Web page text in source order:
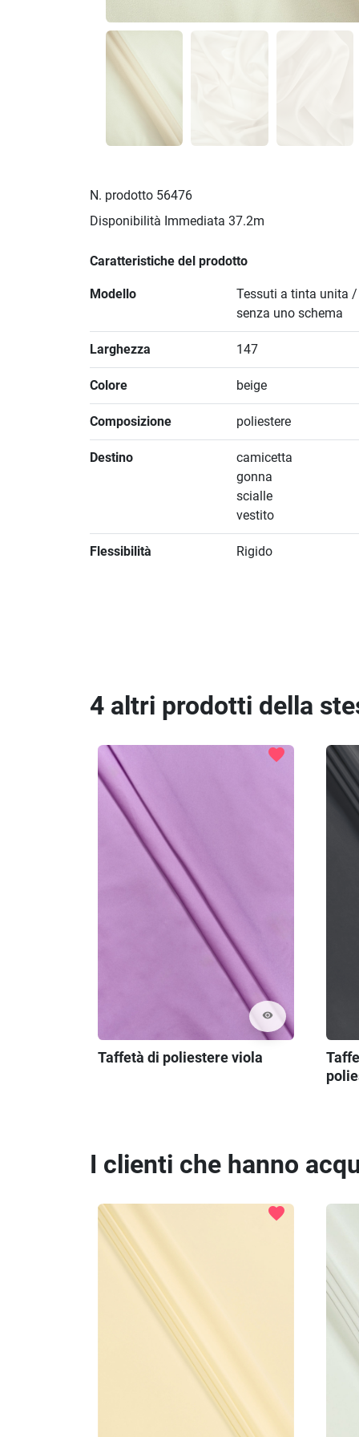
N. prodotto 56476
Disponibilità Immediata 37.2m
Caratteristiche del prodotto
Modello
Tessuti a tinta unita
senza uno schema
Larghezza 147
Colore beige
Composizione poliestere
Destino
camicetta
gonna
scialle
vestito
Flessibilità Rigido
4 altri prodotti della
visibility
favorite
Taffetà di poliestere viola
I clienti che hanno
favorite